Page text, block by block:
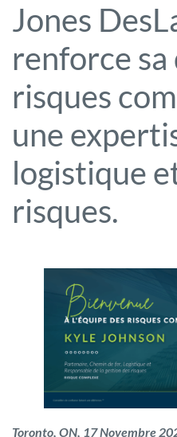
Jones
renforce sa
risques
une
logistique
risques.
Toronto, ON, 17 Novembre